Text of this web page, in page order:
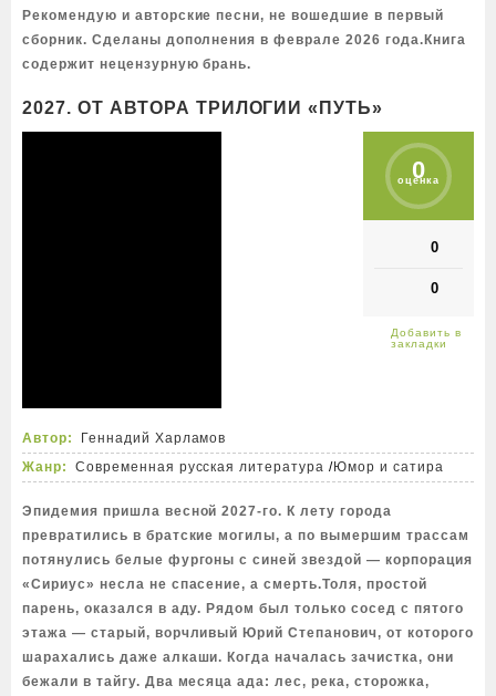
Рекомендую и авторские песни, не вошедшие в первый
сборник. Сделаны дополнения в феврале 2026 года.Книга
содержит нецензурную брань.
2027. ОТ АВТОРА ТРИЛОГИИ «ПУТЬ»
0
оценка
0
0
Автор:
Геннадий Харламов
Жанр:
Современная русская литература /Юмор и сатира
Эпидемия пришла весной 2027-го. К лету города
превратились в братские могилы, а по вымершим трассам
потянулись белые фургоны с синей звездой — корпорация
«Сириус» несла не спасение, а смерть.Толя, простой
парень, оказался в аду. Рядом был только сосед с пятого
этажа — старый, ворчливый Юрий Степанович, от которого
шарахались даже алкаши. Когда началась зачистка, они
бежали в тайгу. Два месяца ада: лес, река, сторожка,